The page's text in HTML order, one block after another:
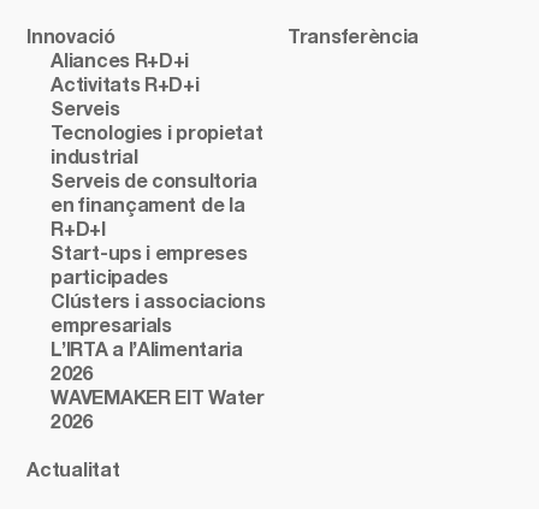
Innovació
Aliances R+D+i
Activitats R+D+i
Serveis
Tecnologies i propietat
industrial
Serveis de consultoria
en finançament de la
R+D+I
Start-ups i empreses
participades
Clústers i associacions
empresarials
L’IRTA a l’Alimentaria
2026
WAVEMAKER EIT Water
2026
Transferència
Actualitat